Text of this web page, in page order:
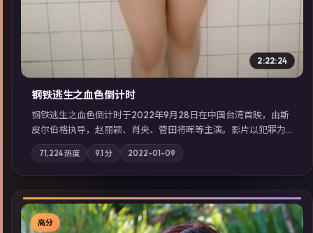
2:22:24
钢铁逃生之血色倒计时
钢铁逃生之血色倒计时于2022年9月28日在中国台湾首映，由斯
皮尔伯格执导，赵丽颖、肖央、菅田将晖等主演。影片以犯罪为
叙事主轴，失踪人口档案牵出跨国灰色产业链；摄影与配乐强化
地域气质；站内亦可通过「国产免费观看高清电视剧在线看」延
展检索同类型高分佳作，畅享高清在线追剧体验。
71,224热度 9.1 分 2022-01-09
高分